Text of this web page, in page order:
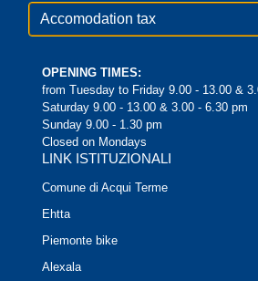
Accomodation tax
OPENING TIMES:
from Tuesday to Friday 9.00 - 13.00 &
Saturday 9.00 - 13.00 & 3.00 - 6.30 pm
Sunday 9.00 - 1.30 pm
Closed on Mondays
LINK ISTITUZIONALI
Comune di Acqui Terme
Ehtta
Piemonte bike
Alexala